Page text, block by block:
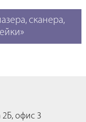
сканера,
2Б, офис 3